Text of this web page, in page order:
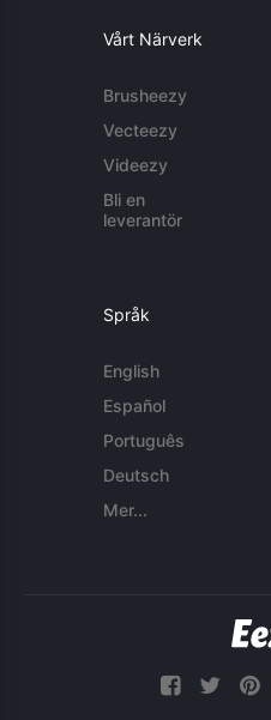
Vårt Närverk
Brusheezy
Vecteezy
Videezy
Bli en
leverantör
Språk
English
Español
Português
Deutsch
Mer...